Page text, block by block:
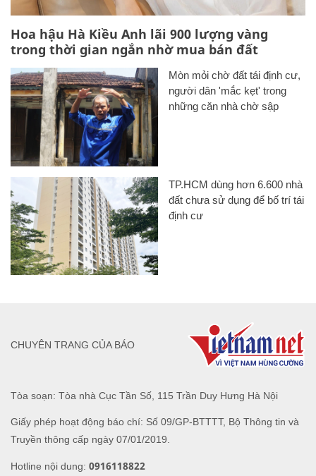
Hoa hậu Hà Kiều Anh lãi 900 lượng vàng
trong thời gian ngắn nhờ mua bán đất
Mòn mỏi chờ đất tái định cư,
người dân 'mắc kẹt' trong
những căn nhà chờ sập
TP.HCM dùng hơn 6.600 nhà
đất chưa sử dụng để bố trí tái
định cư
Tòa soạn: Tòa nhà Cục Tần Số, 115 Trần Duy Hưng Hà Nội
Giấy phép hoạt động báo chí: Số 09/GP-BTTTT, Bộ Thông tin và
Truyền thông cấp ngày 07/01/2019.
Hotline nội dung: 0916118822
CHUYÊN TRANG CỦA BÁO